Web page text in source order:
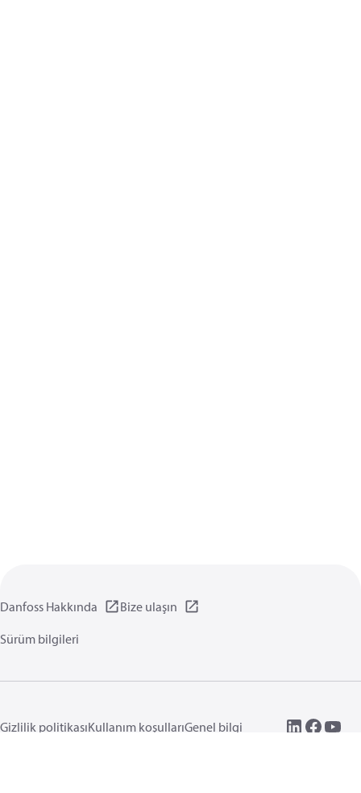
Danfoss Hakkında
Bize ulaşın
Sürüm bilgileri
Gizlilik politikasıKullanım koşullarıGenel bilgi